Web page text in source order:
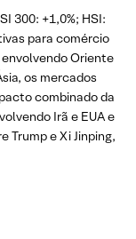
300: +1,0%; HSI:
para comércio
Oriente
os mercados
combinado da
Irã e EUA e
Trump e Xi Jinping,